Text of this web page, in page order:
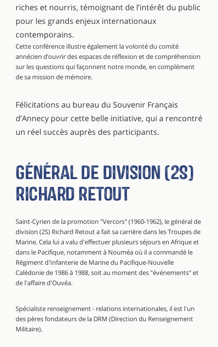
riches et nourris, témoignant de l’intérêt du public
pour les grands enjeux internationaux
contemporains.
Cette conférence illustre également la volonté du comité
annécien d’ouvrir des espaces de réflexion et de compréhension
sur les questions qui façonnent notre monde, en complément
de sa mission de mémoire.
Félicitations au bureau du Souvenir Français
d’Annecy pour cette belle initiative, qui a rencontré
un réel succès auprès des participants.
général de division (2S)
Richard Retout
Saint-Cyrien de la promotion "Vercors" (1960-1962), le général de
division (2S) Richard Retout a fait sa carrière dans les Troupes de
Marine. Cela lui a valu d'effectuer plusieurs séjours en Afrique et
dans le Pacifique, notamment à Nouméa où il a commandé le
Régiment d'Infanterie de Marine du Pacifique-Nouvelle
Calédonie de 1986 à 1988, soit au moment des "événements" et
de l'affaire d'Ouvéa.
Spécialiste renseignement - relations internationales, il est l'un
des pères fondateurs de la DRM (Direction du Renseignement
Militaire).